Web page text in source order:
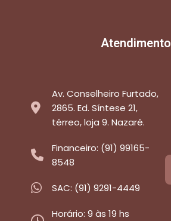
Atendimento
Av. Conselheiro Furtado,
2865. Ed. Síntese 21,
térreo, loja 9. Nazaré.
Financeiro: (91) 99165-
8548
SAC: (91) 9291-4449
Horário: 9 às 19 hs